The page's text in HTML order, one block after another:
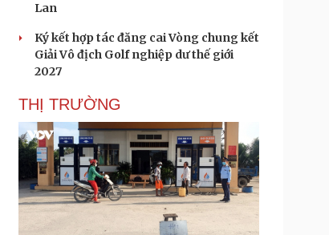
Lan
Ký kết hợp tác đăng cai Vòng chung kết
Giải Vô địch Golf nghiệp dư thế giới
2027
THỊ TRƯỜNG